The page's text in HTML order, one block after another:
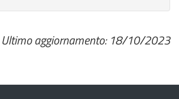
Ultimo aggiornamento: 18/10/2023